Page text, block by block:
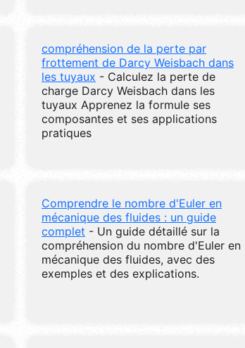
compréhension de la perte par
frottement de Darcy Weisbach dans
les tuyaux - Calculez la perte de
charge Darcy Weisbach dans les
tuyaux Apprenez la formule ses
composantes et ses applications
pratiques
Comprendre le nombre d'Euler en
mécanique des fluides : un guide
complet - Un guide détaillé sur la
compréhension du nombre d'Euler en
mécanique des fluides, avec des
exemples et des explications.